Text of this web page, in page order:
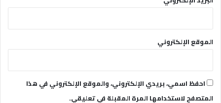
الموقع الإلكتروني
احفظ اسمي، بريدي الإلكتروني، والموقع الإلكتروني في هذا
المتصفح لاستخدامها المرة المقبلة في تعليقي.